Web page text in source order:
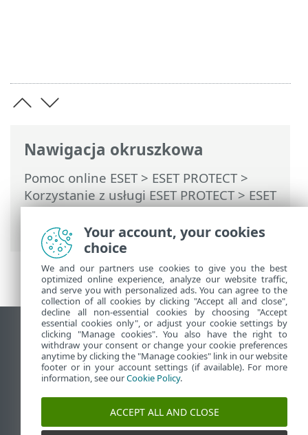
Nawigacja okruszkowa
Pomoc online ESET> ESET PROTECT>
Korzystanie z usługi ESET PROTECT>ESET
PROTECT Menu główne>Więcej>
Przesłane pliki
Wyświetl witrynę internetową dla
komputerów
End of Life
Baza wiedzy ESET
Forum ESET
ESET Status Portal
Your account, your cookies
choice
We and our partners use cookies to give you the best
optimized online experience, analyze our website traffic,
and serve you with personalized ads. You can agree to the
collection of all cookies by clicking "Accept all and close",
decline all non-essential cookies by choosing "Accept
essential cookies only", or adjust your cookie settings by
clicking "Manage cookies". You also have the right to
withdraw your consent or change your cookie preferences
anytime by clicking the "Manage cookies" link in our website
footer or in your account settings (if available). For more
information, see ourCookie Policy.
ACCEPT ALL AND CLOSE